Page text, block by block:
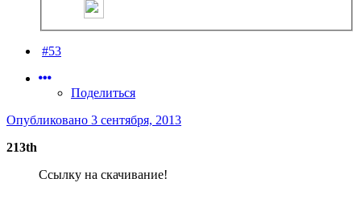
#53
Поделиться
Опубликовано 3 сентября, 2013
213th
Ссылку на скачивание!